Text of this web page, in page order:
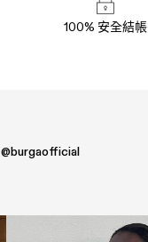
100% 安全結帳
@burgaofficial